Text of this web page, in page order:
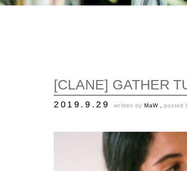
[CLANE] GATHER
2019.9.29 written by MaW , posted